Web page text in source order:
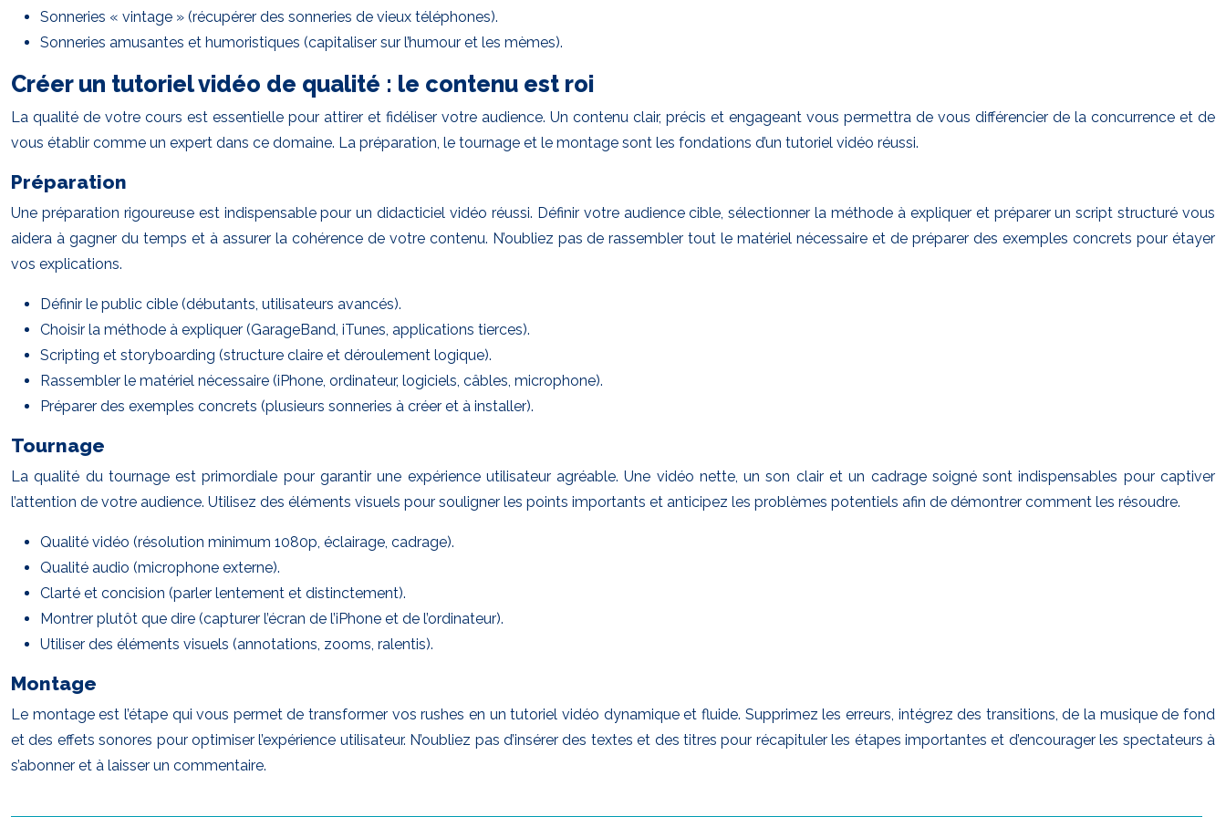
Sonneries « vintage » (récupérer des sonneries de vieux téléphones).
Sonneries amusantes et humoristiques (capitaliser sur l’humour et les mèmes).
Créer un tutoriel vidéo de qualité : le contenu est roi
La qualité de votre cours est essentielle pour attirer et fidéliser votre audience. Un contenu clair, précis et engageant vous permettra de vous différencier de la concurrence et de
vous établir comme un expert dans ce domaine. La préparation, le tournage et le montage sont les fondations d’un tutoriel vidéo réussi.
Préparation
Une préparation rigoureuse est indispensable pour un didacticiel vidéo réussi. Définir votre audience cible, sélectionner la méthode à expliquer et préparer un script structuré vous
aidera à gagner du temps et à assurer la cohérence de votre contenu. N’oubliez pas de rassembler tout le matériel nécessaire et de préparer des exemples concrets pour étayer
vos explications.
Définir le public cible (débutants, utilisateurs avancés).
Choisir la méthode à expliquer (GarageBand, iTunes, applications tierces).
Scripting et storyboarding (structure claire et déroulement logique).
Rassembler le matériel nécessaire (iPhone, ordinateur, logiciels, câbles, microphone).
Préparer des exemples concrets (plusieurs sonneries à créer et à installer).
Tournage
La qualité du tournage est primordiale pour garantir une expérience utilisateur agréable. Une vidéo nette, un son clair et un cadrage soigné sont indispensables pour captiver
l’attention de votre audience. Utilisez des éléments visuels pour souligner les points importants et anticipez les problèmes potentiels afin de démontrer comment les résoudre.
Qualité vidéo (résolution minimum 1080p, éclairage, cadrage).
Qualité audio (microphone externe).
Clarté et concision (parler lentement et distinctement).
Montrer plutôt que dire (capturer l’écran de l’iPhone et de l’ordinateur).
Utiliser des éléments visuels (annotations, zooms, ralentis).
Montage
Le montage est l’étape qui vous permet de transformer vos rushes en un tutoriel vidéo dynamique et fluide. Supprimez les erreurs, intégrez des transitions, de la musique de fond
et des effets sonores pour optimiser l’expérience utilisateur. N’oubliez pas d’insérer des textes et des titres pour récapituler les étapes importantes et d’encourager les spectateurs à
s’abonner et à laisser un commentaire.